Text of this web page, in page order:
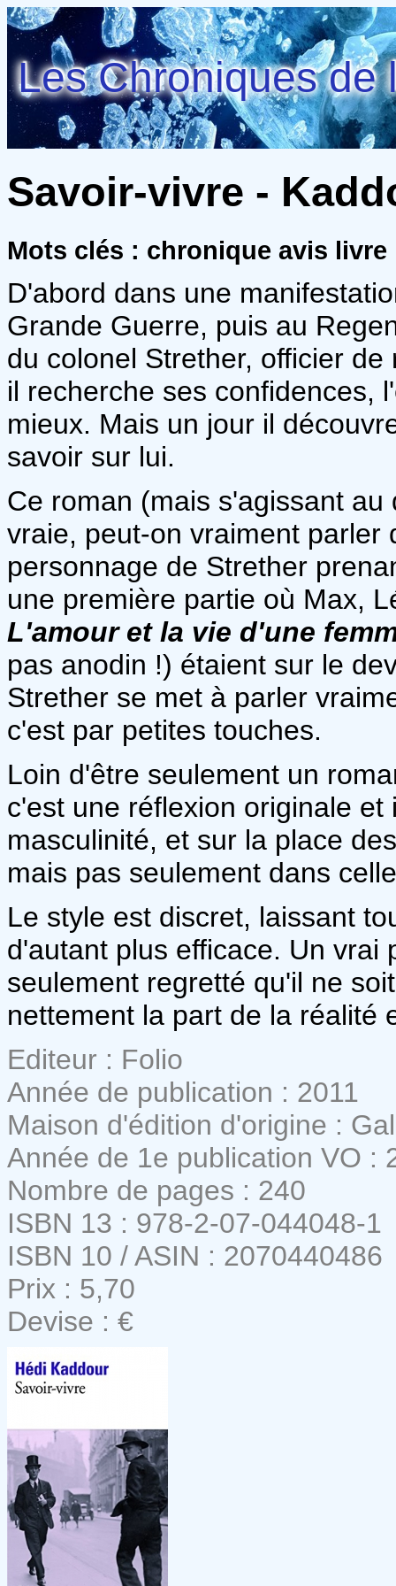
Les Chroniques de
Savoir-vivre -
Mots clés : chronique avis
D'abord dans une
Grande Guerre, puis au
du colonel Strether, officier
il recherche ses confidences,
mieux. Mais un jour il
savoir sur lui.
Ce roman (mais s'agissant
vraie, peut-on vraiment parler
personnage de Strether
une première partie où Max,
L'amour et la vie d'une
pas anodin !) étaient sur le
Strether se met à parler
c'est par petites touches.
Loin d'être seulement un
c'est une réflexion originale
masculinité, et sur la place
mais pas seulement dans
Le style est discret, laissant
d'autant plus efficace. Un vrai
seulement regretté qu'il ne
nettement la part de la réalité
Editeur : Folio
Année de publication : 2011
Maison d'édition d'origine :
Année de 1e publication VO :
Nombre de pages : 240
ISBN 13 : 978-2-07-044048-1
ISBN 10 / ASIN : 2070440486
Prix : 5,70
Devise : €